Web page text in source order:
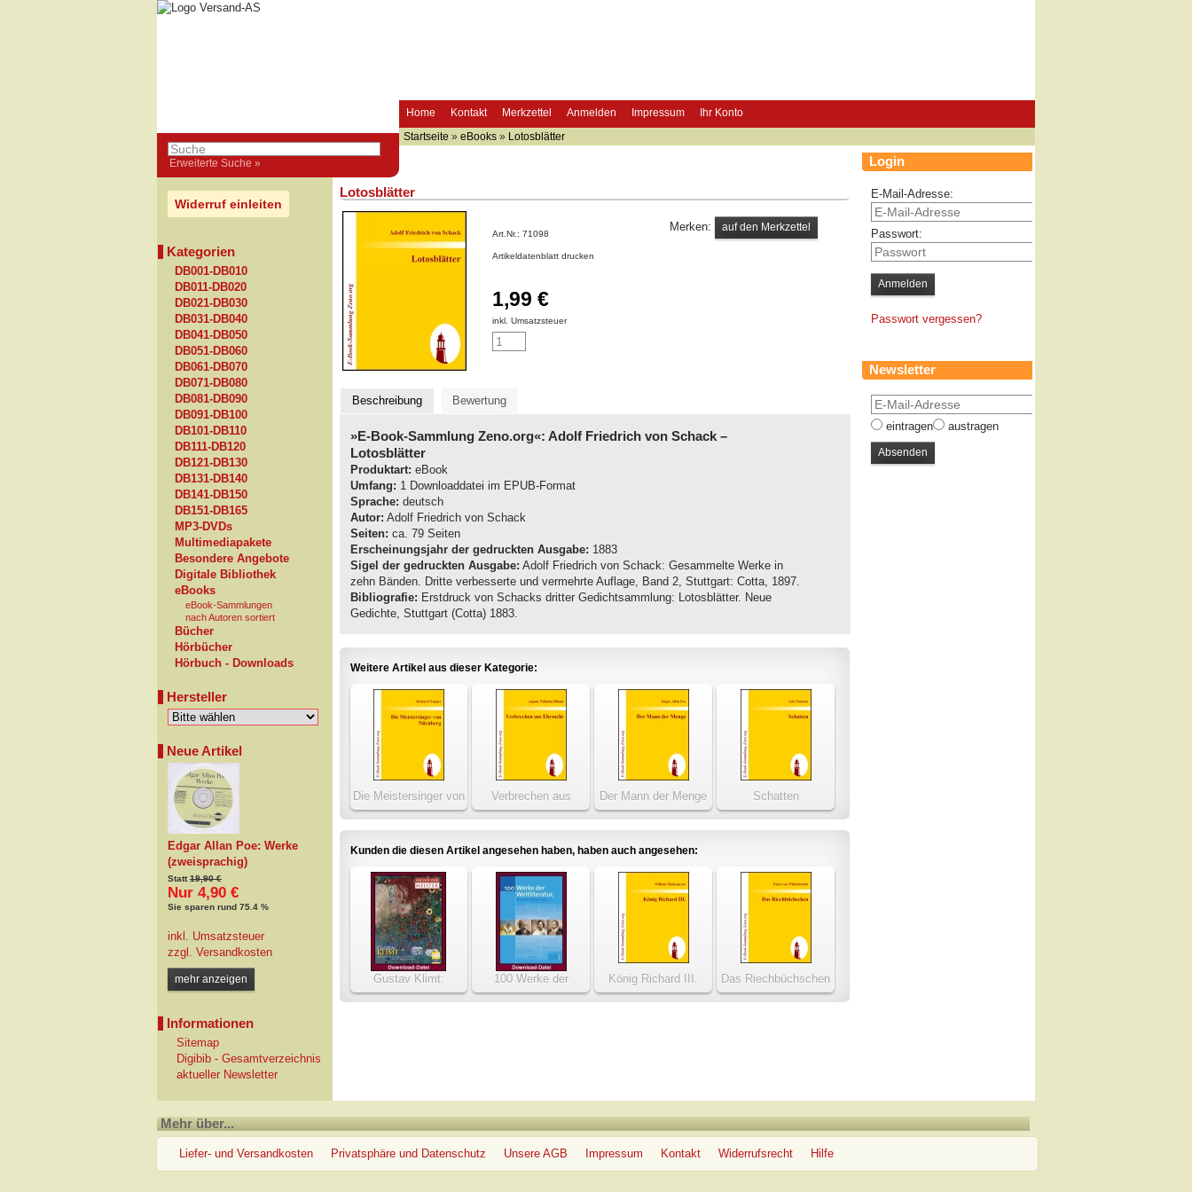
Home Kontakt Merkzettel Anmelden Impressum Ihr Konto
Erweiterte Suche »
Startseite » eBooks » Lotosblätter
Widerruf einleiten
Kategorien
DB001-DB010
DB011-DB020
DB021-DB030
DB031-DB040
DB041-DB050
DB051-DB060
DB061-DB070
DB071-DB080
DB081-DB090
DB091-DB100
DB101-DB110
DB111-DB120
DB121-DB130
DB131-DB140
DB141-DB150
DB151-DB165
MP3-DVDs
Multimediapakete
Besondere Angebote
Digitale Bibliothek
eBooks
eBook-Sammlungen
nach Autoren sortiert
Bücher
Hörbücher
Hörbuch - Downloads
Hersteller
Neue Artikel
Edgar Allan Poe: Werke
(zweisprachig)
Statt19,90 €
Nur 4,90 €
Sie sparen rund 75.4 %
inkl. Umsatzsteuer
zzgl. Versandkosten
mehr anzeigen
Informationen
Sitemap
Digibib - Gesamtverzeichnis
aktueller Newsletter
Lotosblätter
Art.Nr.: 71098
Artikeldatenblatt drucken
1,99 €
inkl. Umsatzsteuer
Merken:
Beschreibung Bewertung
»E-Book-Sammlung Zeno.org«: Adolf Friedrich von Schack –
Lotosblätter
Produktart: eBook
Umfang: 1 Downloaddatei im EPUB-Format
Sprache: deutsch
Autor: Adolf Friedrich von Schack
Seiten: ca. 79 Seiten
Erscheinungsjahr der gedruckten Ausgabe: 1883
Sigel der gedruckten Ausgabe: Adolf Friedrich von Schack: Gesammelte Werke in
zehn Bänden. Dritte verbesserte und vermehrte Auflage, Band 2, Stuttgart: Cotta, 1897.
Bibliografie: Erstdruck von Schacks dritter Gedichtsammlung: Lotosblätter. Neue
Gedichte, Stuttgart (Cotta) 1883.
Weitere Artikel aus dieser Kategorie:
Die Meistersinger von
Nürnberg
Verbrechen aus
Ehrsucht
Der Mann der Menge Schatten
Kunden die diesen Artikel angesehen haben, haben auch angesehen:
Gustav Klimt:
Digitales
100 Werke der
Weltliteratur, die jeder
König Richard III. Das Riechbüchschen
Login
E-Mail-Adresse:
Passwort:
Passwort vergessen?
Newsletter
eintragen austragen
Mehr über...
Liefer- und Versandkosten Privatsphäre und Datenschutz Unsere AGB Impressum Kontakt Widerrufsrecht Hilfe